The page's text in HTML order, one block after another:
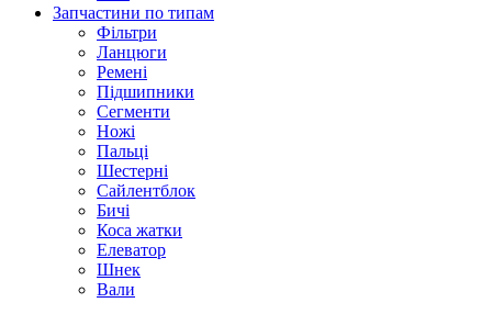
Запчастини по типам
Фільтри
Ланцюги
Ремені
Підшипники
Сегменти
Ножі
Пальці
Шестерні
Сайлентблок
Бичі
Коса жатки
Елеватор
Шнек
Вали